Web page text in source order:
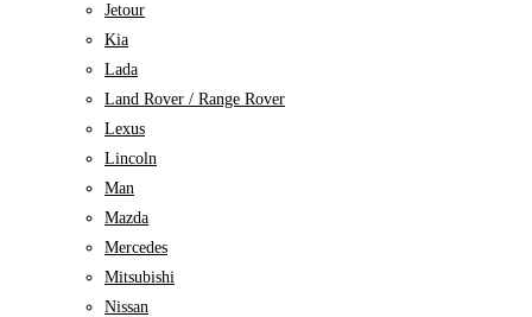
Jetour
Kia
Lada
Land Rover / Range Rover
Lexus
Lincoln
Man
Mazda
Mercedes
Mitsubishi
Nissan